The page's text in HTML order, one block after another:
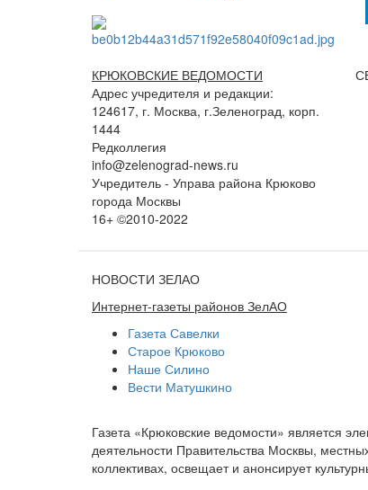
КРЮКОВСКИЕ ВЕДОМОСТИ
Адрес учредителя и редакции:
124617, г. Москва, г.Зеленоград, корп.
1444
Редколлегия
info@zelenograd-news.ru
Учредитель - Управа района Крюково
города Москвы
16+ ©2010-2022
НОВОСТИ ЗЕЛАО
Интернет-газеты районов ЗелАО
Газета Савелки
Старое Крюково
Наше Силино
Вести Матушкино
Газета «Крюковские ведомости» является
деятельности Правительства Москвы,
коллективах, освещает и анонсирует